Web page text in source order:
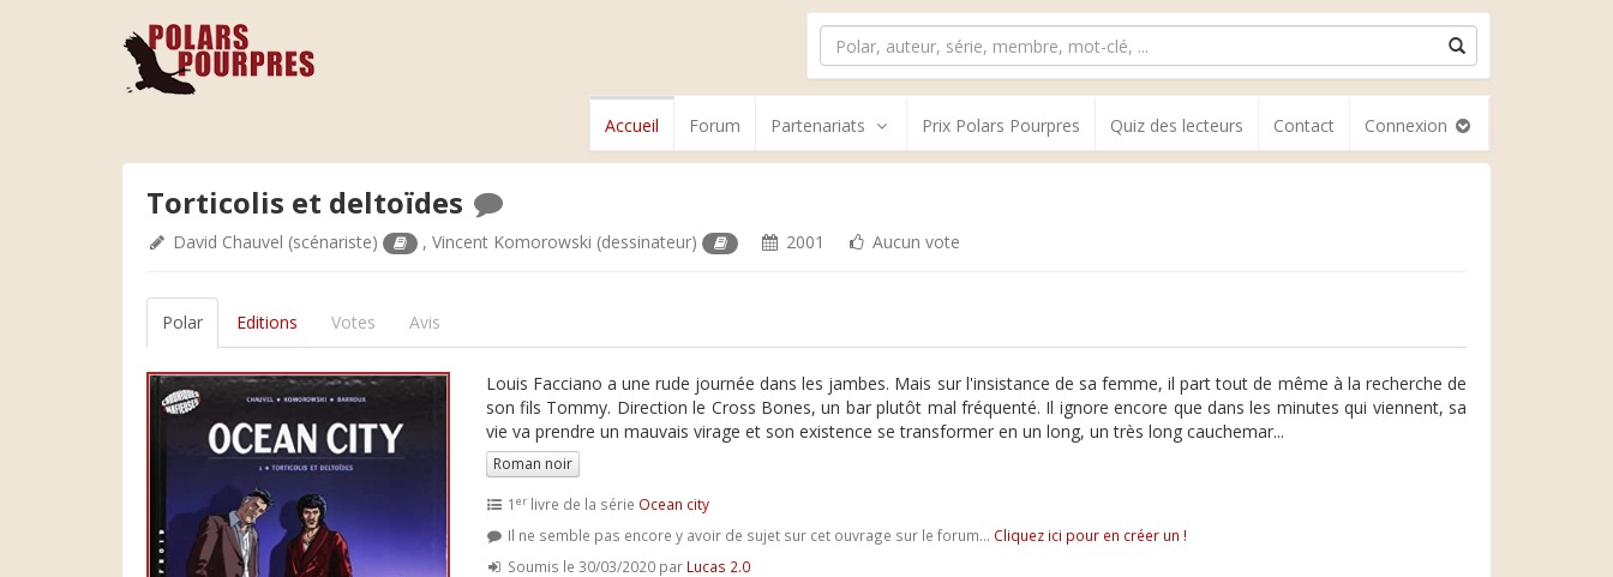
Accueil Forum Partenariats Prix Polars Pourpres Quiz des lecteurs Contact Connexion
Torticolis et deltoïdes
David Chauvel (scénariste) ,Vincent Komorowski (dessinateur) 2001 Aucun vote
Polar Editions Votes Avis
Louis Facciano a une rude journée dans les jambes. Mais sur l'insistance de sa femme, il part tout de même à la recherche de
son fils Tommy. Direction le Cross Bones, un bar plutôt mal fréquenté. Il ignore encore que dans les minutes qui viennent, sa
vie va prendre un mauvais virage et son existence se transformer en un long, un très long cauchemar...
Roman noir
1 erlivre de la série Ocean city
Il ne semble pas encore y avoir de sujet sur cet ouvrage sur le forum... Cliquez ici pour en créer un !
Soumis le 30/03/2020 par Lucas 2.0